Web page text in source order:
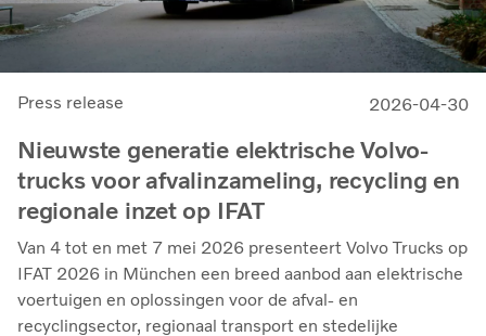
Press release 2026-04-30
Nieuwste generatie elektrische Volvo-
trucks voor afvalinzameling, recycling en
regionale inzet op IFAT
Van 4 tot en met 7 mei 2026 presenteert Volvo Trucks op
IFAT 2026 in München een breed aanbod aan elektrische
voertuigen en oplossingen voor de afval- en
recyclingsector, regionaal transport en stedelijke